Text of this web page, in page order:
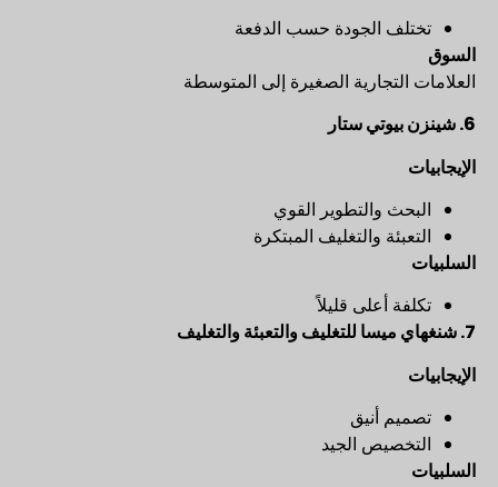
تختلف الجودة حسب الدفعة
السوق
العلامات التجارية الصغيرة إلى المتوسطة
6. شينزن بيوتي ستار
الإيجابيات
البحث والتطوير القوي
التعبئة والتغليف المبتكرة
السلبيات
تكلفة أعلى قليلاً
7. شنغهاي ميسا للتغليف والتعبئة والتغليف
الإيجابيات
تصميم أنيق
التخصيص الجيد
السلبيات